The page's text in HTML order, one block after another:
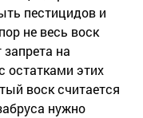
пестицидов и
не весь воск
на
остатками этих
воск считается
нужно